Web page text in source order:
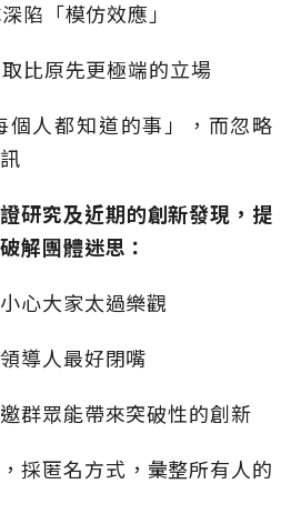
陷「模仿效應」
比原先更極端的立場
個人都知道的事」，而忽略
研究及近期的創新發現，提
解團體迷思：
心大家太過樂觀
導人最好閉嘴
群眾能帶來突破性的創新
採匿名方式，彙整所有人的